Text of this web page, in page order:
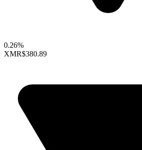
0.26%
XMR$380.89